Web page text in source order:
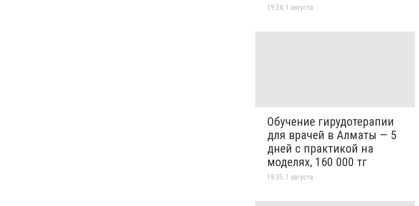
19:24, 1 августа
Обучение гирудотерапии
для врачей в Алматы — 5
дней с практикой на
моделях, 160 000 тг
19:35, 1 августа